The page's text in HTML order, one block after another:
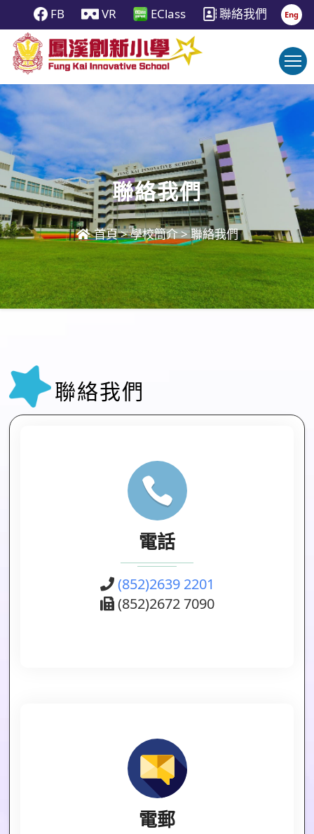
FB VR EClass 聯絡我們 Eng
聯絡我們
首頁>學校簡介>聯絡我們
聯絡我們
電話
(852)2639 2201
(852)2672 7090
電郵